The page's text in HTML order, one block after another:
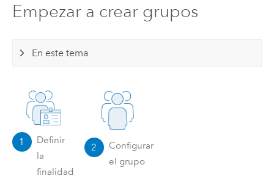
Empezar a crear grupos
En este tema
1
Definir
la
finalidad
2
Configurar
el grupo